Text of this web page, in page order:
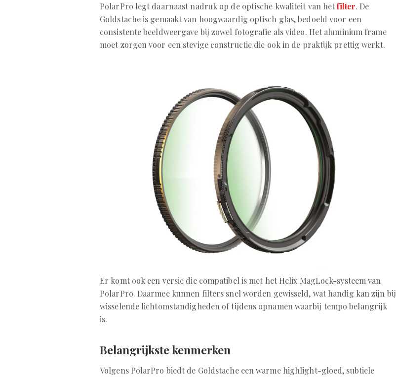
PolarPro legt daarnaast nadruk op de optische kwaliteit van hetfilter. De
Goldstache is gemaakt van hoogwaardig optisch glas, bedoeld voor een
consistente beeldweergave bij zowel fotografie als video. Het aluminium frame
moet zorgen voor een stevige constructie die ook in de praktijk prettig werkt.
Er komt ook een versie die compatibel is met het Helix MagLock-systeem van
PolarPro. Daarmee kunnen filters snel worden gewisseld, wat handig kan zijn bij
wisselende lichtomstandigheden of tijdens opnamen waarbij tempo belangrijk
is.
Belangrijkste kenmerken
Volgens PolarPro biedt de Goldstache een warme highlight-gloed, subtiele